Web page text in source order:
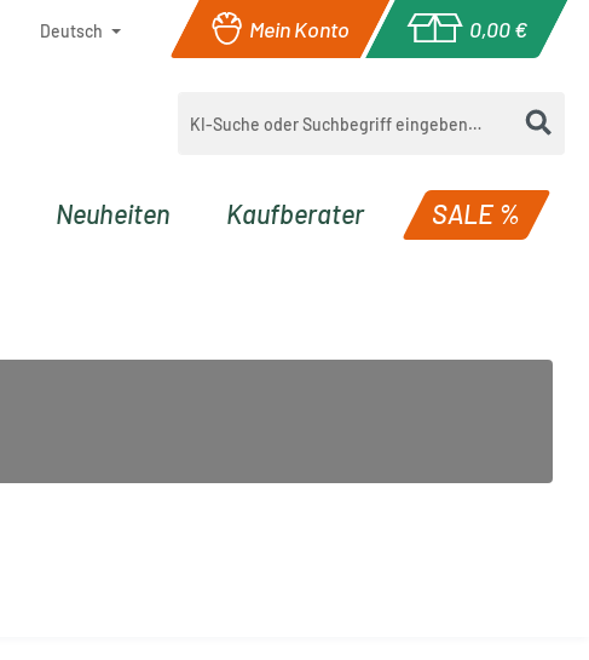
Deutsch Mein Konto 0,00 €
Warenkorb
Neuheiten Kaufberater SALE %